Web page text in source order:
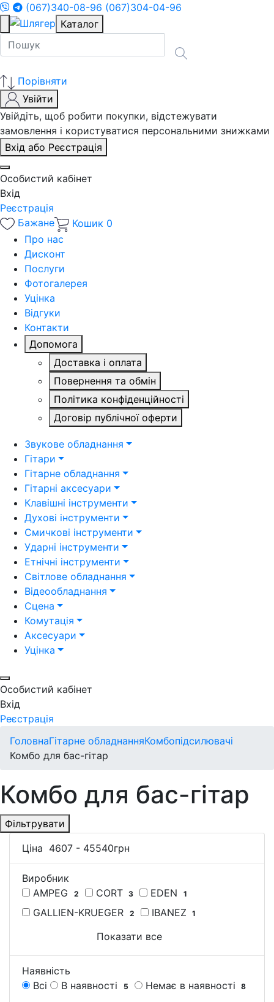
(067)340-08-96 (067)304-04-96
Каталог
Порівняти
Увійти
Увійдіть, щоб робити покупки, відстежувати
замовлення і користуватися персональними знижками
Вхід або Реєстрація
Особистий кабінет
Вхід
Реєстрація
Бажане
Кошик 0
Про нас
Дисконт
Послуги
Фотогалерея
Уцінка
Відгуки
Контакти
Допомога
Доставка і оплата
Повернення та обмін
Політика конфіденційності
Договір публічної оферти
Звукове обладнання
Гітари
Гітарне обладнання
Гітарні аксесуари
Клавішні інструменти
Духові інструменти
Смичкові інструменти
Ударні інструменти
Етнічні інструменти
Світлове обладнання
Відеообладнання
Сцена
Комутація
Аксесуари
Уцінка
Особистий кабінет
Вхід
Реєстрація
ГоловнаГітарне обладнанняКомбопідсилювачі
Комбо для бас-гітар
Комбо для бас-гітар
Фільтрувати
Ціна 4607 - 45540грн
Виробник
AMPEG
2 CORT 3 EDEN 1
GALLIEN-KRUEGER 2 IBANEZ 1
Показати все
Наявність
Всі
В наявності 5 Немає в наявності 8